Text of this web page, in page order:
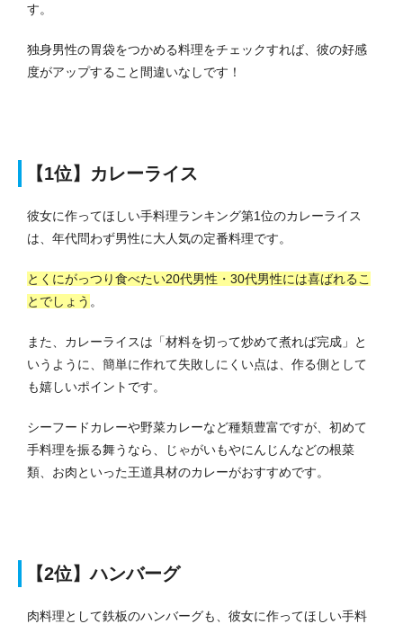
す。
独身男性の胃袋をつかめる料理をチェックすれば、彼の好感
度がアップすること間違いなしです！
【1位】カレーライス
彼女に作ってほしい手料理ランキング第1位のカレーライス
は、年代問わず男性に大人気の定番料理です。
とくにがっつり食べたい20代男性・30代男性には喜ばれるこ
とでしょう 。
また、カレーライスは「材料を切って炒めて煮れば完成」と
いうように、簡単に作れて失敗しにくい点は、作る側として
も嬉しいポイントです。
シーフードカレーや野菜カレーなど種類豊富ですが、初めて
手料理を振る舞うなら、じゃがいもやにんじんなどの根菜
類、お肉といった王道具材のカレーがおすすめです。
【2位】ハンバーグ
肉料理として鉄板のハンバーグも、彼女に作ってほしい手料